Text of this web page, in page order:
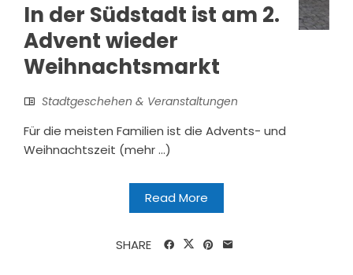
In der Südstadt ist am 2.
Advent wieder
Weihnachtsmarkt
Stadtgeschehen & Veranstaltungen
Für die meisten Familien ist die Advents- und
Weihnachtszeit (mehr …)
Read More
SHARE